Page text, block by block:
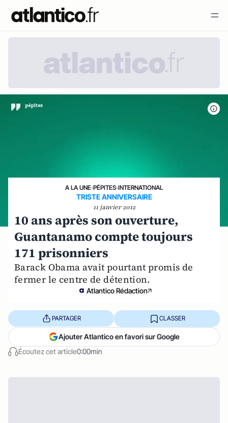
A LA UNE›PÉPITES›INTERNATIONAL
TRISTE ANNIVERSAIRE
11 janvier 2012
10 ans après son ouverture,
Guantanamo compte toujours
171 prisonniers
Barack Obama avait pourtant promis de
fermer le centre de détention.
Atlantico Rédaction
Écoutez cet article0:00min
PARTAGER CLASSER
Ajouter Atlantico en favori sur Google